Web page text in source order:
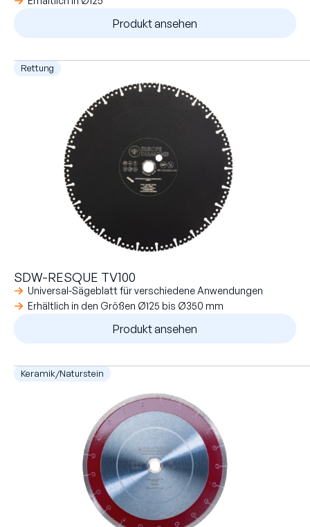
Produkt ansehen
Rettung
SDW-RESQUE TV100
Universal-Sägeblatt für verschiedene Anwendungen
Erhältlich in den Größen Ø125 bis Ø350 mm
Produkt ansehen
Keramik/Naturstein